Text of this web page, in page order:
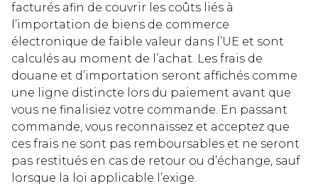
facturés afin de couvrir les coûts liés à
l’importation de biens de commerce
électronique de faible valeur dans l’UE et sont
calculés au moment de l’achat. Les frais de
douane et d’importation seront affichés comme
une ligne distincte lors du paiement avant que
vous ne finalisiez votre commande. En passant
commande, vous reconnaissez et acceptez que
ces frais ne sont pas remboursables et ne seront
pas restitués en cas de retour ou d’échange, sauf
lorsque la loi applicable l’exige.